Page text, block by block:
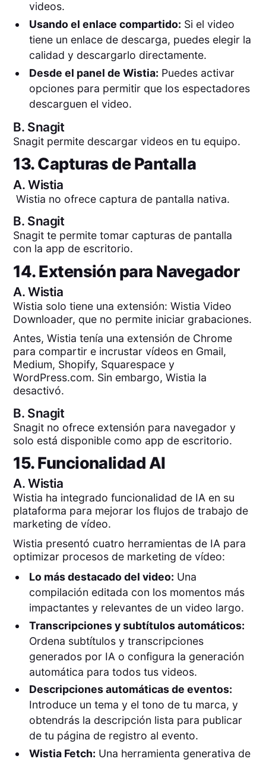
videos.
Usando el enlace compartido: Si el video
tiene un enlace de descarga, puedes elegir la
calidad y descargarlo directamente.
Desde el panel de Wistia: Puedes activar
opciones para permitir que los espectadores
descarguen el video.
B. Snagit
Snagit permite descargar videos en tu equipo.
13. Capturas de Pantalla
A.Wistia
Wistia no ofrece captura de pantalla nativa.
B. Snagit
Snagit te permite tomar capturas de pantalla
con la app de escritorio.
14. Extensión para Navegador
A.Wistia
Wistia solo tiene una extensión: Wistia Video
Downloader, que no permite iniciar grabaciones.
Antes, Wistia tenía una extensión de Chrome
para compartir e incrustar vídeos en Gmail,
Medium, Shopify, Squarespace y
WordPress.com. Sin embargo, Wistia la
desactivó.
B. Snagit
Snagit no ofrece extensión para navegador y
solo está disponible como app de escritorio.
15. Funcionalidad AI
A.Wistia
Wistia ha integrado funcionalidad de IA en su
plataforma para mejorar los flujos de trabajo de
marketing de vídeo.
Wistia presentó cuatro herramientas de IA para
optimizar procesos de marketing de vídeo:
Lo más destacado del video: Una
compilación editada con los momentos más
impactantes y relevantes de un video largo.
Transcripciones y subtítulos automáticos:
Ordena subtítulos y transcripciones
generados por IA o configura la generación
automática para todos tus videos.
Descripciones automáticas de eventos:
Introduce un tema y el tono de tu marca, y
obtendrás la descripción lista para publicar
de tu página de registro al evento.
Wistia Fetch: Una herramienta generativa de